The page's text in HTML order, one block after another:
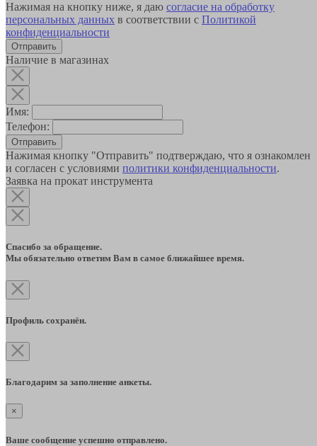
Нажимая на кнопку ниже, я даю согласие на обработку
персональных данных в соответствии с Политикой
конфиденциальности
Наличие в магазинах
Имя:
Телефон:
Отправить
Нажимая кнопку "Отправить" подтверждаю, что я ознакомлен
и согласен с условиями политики конфиденциальности.
Заявка на прокат инструмента
Спасибо за обращение.
Мы обязательно ответим Вам в самое ближайшее время.
Профиль сохранён.
Благодарим за заполнение анкеты.
×
Ваше сообщение успешно отправлено.